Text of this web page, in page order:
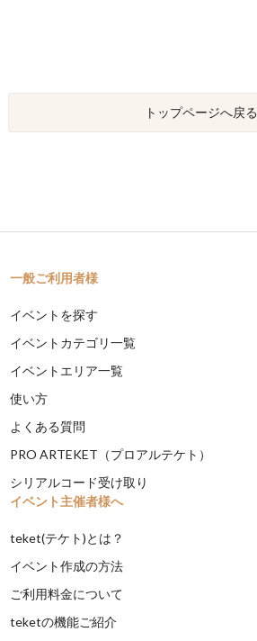
トップページへ戻る
一般ご利用者様
イベントを探す
イベントカテゴリ一覧
イベントエリア一覧
使い方
よくある質問
PRO ARTEKET（プロアルテケト）
シリアルコード受け取り
イベント主催者様へ
teket(テケト)とは？
イベント作成の方法
ご利用料金について
teketの機能ご紹介